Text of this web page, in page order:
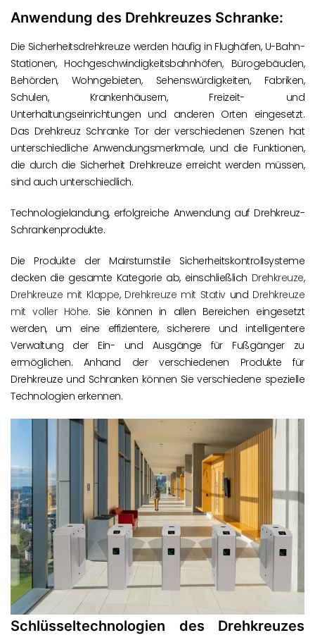
Anwendung des Drehkreuzes Schranke:
Die Sicherheitsdrehkreuze werden häufig in Flughäfen, U-Bahn-
Stationen, Hochgeschwindigkeitsbahnhöfen, Bürogebäuden,
Behörden, Wohngebieten, Sehenswürdigkeiten, Fabriken,
Schulen, Krankenhäusern, Freizeit- und
Unterhaltungseinrichtungen und anderen Orten eingesetzt.
Das Drehkreuz Schranke Tor der verschiedenen Szenen hat
unterschiedliche Anwendungsmerkmale, und die Funktionen,
die durch die Sicherheit Drehkreuze erreicht werden müssen,
sind auch unterschiedlich.
Technologielandung, erfolgreiche Anwendung auf Drehkreuz-
Schrankenprodukte.
Die Produkte der Mairsturnstile Sicherheitskontrollsysteme
decken die gesamte Kategorie ab, einschließlich Drehkreuze,
Drehkreuze mit Klappe, Drehkreuze mit Stativund Drehkreuze
mit voller Höhe. Sie können in allen Bereichen eingesetzt
werden, um eine effizientere, sicherere und intelligentere
Verwaltung der Ein- und Ausgänge für Fußgänger zu
ermöglichen. Anhand der verschiedenen Produkte für
Drehkreuze und Schranken können Sie verschiedene spezielle
Technologien erkennen.
Schlüsseltechnologien des Drehkreuzes